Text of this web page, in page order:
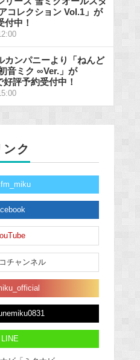
コレクション Vol.1」が
付中！
カンパニーより「ねんど
音ミク ∞Ver.」が
評予約受付中！
ク
チャンネル